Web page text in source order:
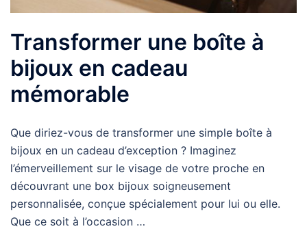
Transformer une boîte à
bijoux en cadeau
mémorable
Que diriez-vous de transformer une simple boîte à
bijoux en un cadeau d’exception ? Imaginez
l’émerveillement sur le visage de votre proche en
découvrant une box bijoux soigneusement
personnalisée, conçue spécialement pour lui ou elle.
Que ce soit à l’occasion …